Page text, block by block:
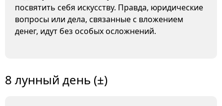
посвятить себя искусству. Правда, юридические
вопросы или дела, связанные с вложением
денег, идут без особых осложнений.
8 лунный день (±)